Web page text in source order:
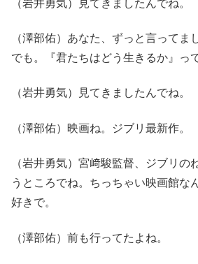
（岩井勇気）見てきましたんでね。
（澤部佑）あなた、ずっと言ってま
でも。『君たちはどう生きるか』って
（岩井勇気）見てきましたんでね。
（澤部佑）映画ね。ジブリ最新作。
（岩井勇気）宮﨑駿監督、ジブリの
うところでね。ちっちゃい映画館な
好きで。
（澤部佑）前も行ってたよね。